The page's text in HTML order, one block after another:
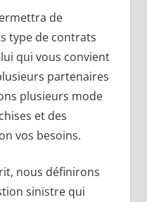
de
type de contrats
qui vous convient
partenaires
plusieurs mode
et des
vos besoins.
nous définirons
sinistre qui